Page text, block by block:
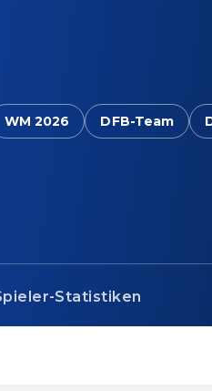
WM 2026 DFB-Team
Statistiken